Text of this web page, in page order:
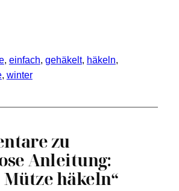
, einfach, gehäkelt, häkeln
, winter
zu
Anleitung:
häkeln“